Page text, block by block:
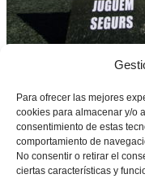
Para ofrecer las mejores
cookies para almacenar y/o
consentimiento de estas
comportamiento de
No consentir o retirar el
ciertas características y